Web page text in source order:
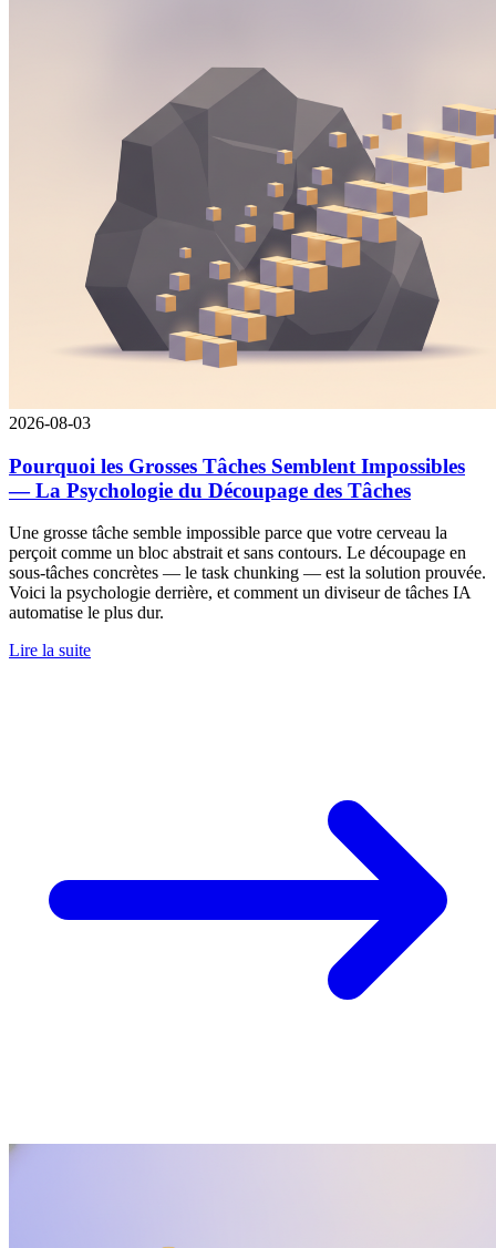
2026-08-03
Pourquoi les Grosses Tâches Semblent Impossibles
— La Psychologie du Découpage des Tâches
Une grosse tâche semble impossible parce que votre cerveau la
perçoit comme un bloc abstrait et sans contours. Le découpage en
sous-tâches concrètes — le task chunking — est la solution prouvée.
Voici la psychologie derrière, et comment un diviseur de tâches IA
automatise le plus dur.
Lire la suite